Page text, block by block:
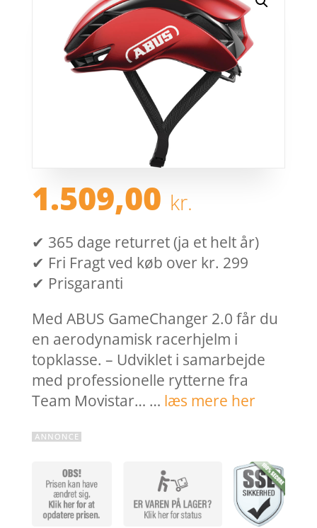
1.509,00 kr.
✔ 365 dage returret (ja et helt år)
✔ Fri Fragt ved køb over kr. 299
✔ Prisgaranti
Med ABUS GameChanger 2.0 får du
en aerodynamisk racerhjelm i
topklasse. – Udviklet i samarbejde
med professionelle rytterne fra
Team Movistar… … læs mere her